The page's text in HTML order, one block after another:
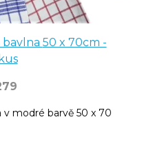
x 70cm -
v modré barvě 50 x 70